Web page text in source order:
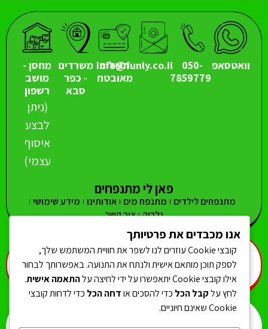
וואטסאפ
050-
7859779
info@funly.co.il
תשלום
מאובטח
משרדים
- כפר
סבא
מחסן -
מושב
רשפון
(ניתן
לבצע
איסוף
עצמי)
מתנפחים לילדים מתנפח מים אודותינו מידע שימושי
גלריה צור קשר
פאן לי מתנפחים
מתנפח מים מגלשות מים מגלשה גבוהה
מתנפחים גדולים
מתנפחים קטנים
מתנפחים צרים מתנפח אתגרון
מתנפחים לנסיכות
מתנפחים חדשים לילדים
אנו מכבדים את פרטיותך
קובצי Cookie עוזרים לנו לשפר את חוויית המשתמש שלך,
לספק תוכן מותאם אישית ולנתח את התנועה. באפשרותך לבחור
אילו קובצי Cookie יתאפשרו על ידי לחיצה על
התאמה אישית.
לחץ עלקבל הכל כדי להסכים אודחה הכל כדי לדחות קובצי
Cookie שאינם חיוניים.